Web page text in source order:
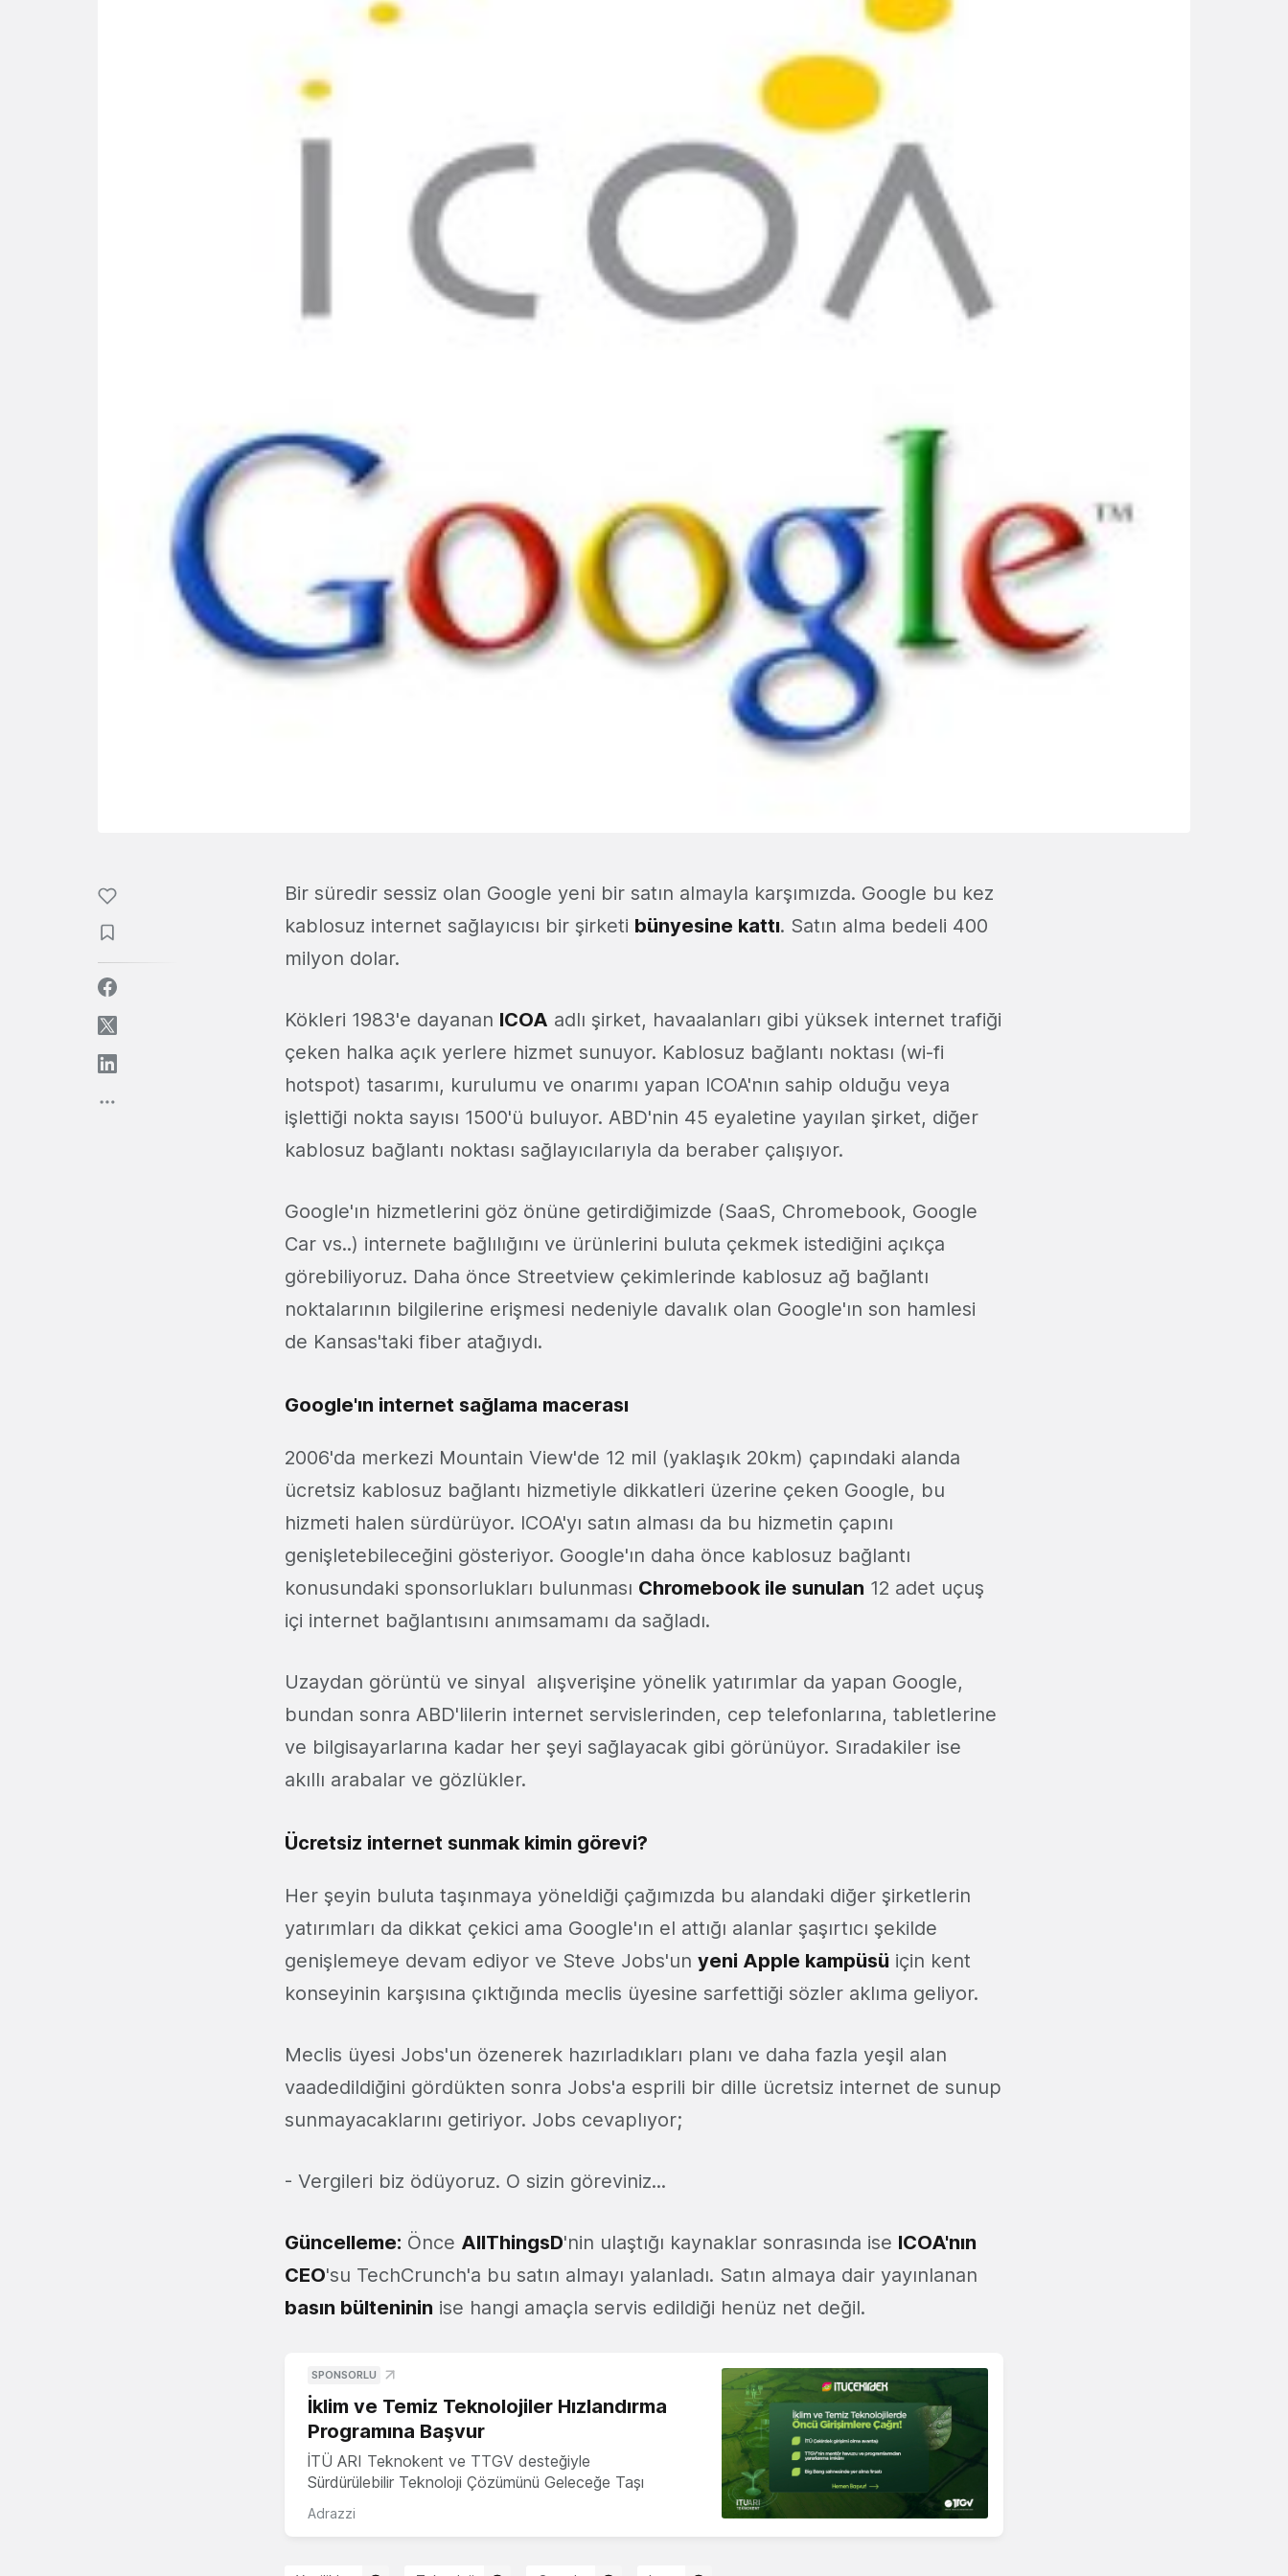
Bir süredir sessiz olan Google yeni bir satın almayla karşımızda. Google bu kez
kablosuz internet sağlayıcısı bir şirketi bünyesine kattı. Satın alma bedeli 400
milyon dolar.
Kökleri 1983'e dayanan ICOA adlı şirket, havaalanları gibi yüksek internet trafiği
çeken halka açık yerlere hizmet sunuyor. Kablosuz bağlantı noktası (wi-fi
hotspot) tasarımı, kurulumu ve onarımı yapan ICOA'nın sahip olduğu veya
işlettiği nokta sayısı 1500'ü buluyor. ABD'nin 45 eyaletine yayılan şirket, diğer
kablosuz bağlantı noktası sağlayıcılarıyla da beraber çalışıyor.
Google'ın hizmetlerini göz önüne getirdiğimizde (SaaS, Chromebook, Google
Car vs..) internete bağlılığını ve ürünlerini buluta çekmek istediğini açıkça
görebiliyoruz. Daha önce Streetview çekimlerinde kablosuz ağ bağlantı
noktalarının bilgilerine erişmesi nedeniyle davalık olan Google'ın son hamlesi
de Kansas'taki fiber atağıydı.
Google'ın internet sağlama macerası
2006'da merkezi Mountain View'de 12 mil (yaklaşık 20km) çapındaki alanda
ücretsiz kablosuz bağlantı hizmetiyle dikkatleri üzerine çeken Google, bu
hizmeti halen sürdürüyor. ICOA'yı satın alması da bu hizmetin çapını
genişletebileceğini gösteriyor. Google'ın daha önce kablosuz bağlantı
konusundaki sponsorlukları bulunması Chromebook ile sunulan 12 adet uçuş
içi internet bağlantısını anımsamamı da sağladı.
Uzaydan görüntü ve sinyal alışverişine yönelik yatırımlar da yapan Google,
bundan sonra ABD'lilerin internet servislerinden, cep telefonlarına, tabletlerine
ve bilgisayarlarına kadar her şeyi sağlayacak gibi görünüyor. Sıradakiler ise
akıllı arabalar ve gözlükler.
Ücretsiz internet sunmak kimin görevi?
Her şeyin buluta taşınmaya yöneldiği çağımızda bu alandaki diğer şirketlerin
yatırımları da dikkat çekici ama Google'ın el attığı alanlar şaşırtıcı şekilde
genişlemeye devam ediyor ve Steve Jobs'un yeni Apple kampüsü için kent
konseyinin karşısına çıktığında meclis üyesine sarfettiği sözler aklıma geliyor.
Meclis üyesi Jobs'un özenerek hazırladıkları planı ve daha fazla yeşil alan
vaadedildiğini gördükten sonra Jobs'a esprili bir dille ücretsiz internet de sunup
sunmayacaklarını getiriyor. Jobs cevaplıyor;
- Vergileri biz ödüyoruz. O sizin göreviniz...
Güncelleme: Önce AllThingsD'nin ulaştığı kaynaklar sonrasında ise ICOA'nın
CEO'su TechCrunch'a bu satın almayı yalanladı. Satın almaya dair yayınlanan
basın bülteninin ise hangi amaçla servis edildiği henüz net değil.
SPONSORLU
İklim ve Temiz Teknolojiler Hızlandırma
Programına Başvur
İTÜ ARI Teknokent ve TTGV desteğiyle
Sürdürülebilir Teknoloji Çözümünü Geleceğe Taşı
Adrazzi